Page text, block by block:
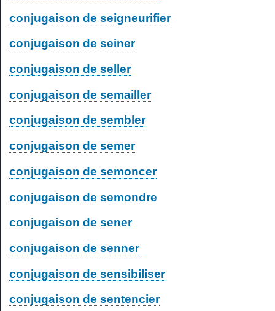
conjugaison de seigneurifier
conjugaison de seiner
conjugaison de seller
conjugaison de semailler
conjugaison de sembler
conjugaison de semer
conjugaison de semoncer
conjugaison de semondre
conjugaison de sener
conjugaison de senner
conjugaison de sensibiliser
conjugaison de sentencier